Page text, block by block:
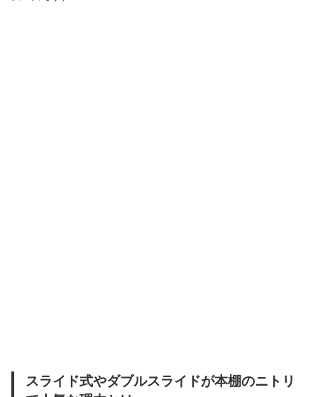
スライド式やダブルスライドが本棚のニトリ